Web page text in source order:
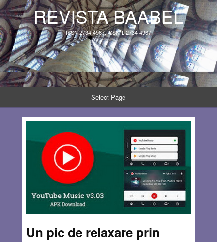
REVISTA BAABEL
ISSN 2734-4967, ISSN-L 2734-4967
Select Page
Un pic de relaxare prin